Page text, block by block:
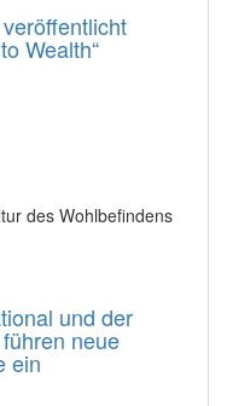
Wealth“
des Wohlbefindens
und der
neue
ein